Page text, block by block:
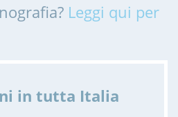
Leggi qui per
in tutta Italia